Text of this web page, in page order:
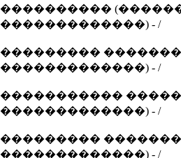
����������
�������������) - /
���������
�������������) - /
�����������
�������������) - /
���������
�������������) - /